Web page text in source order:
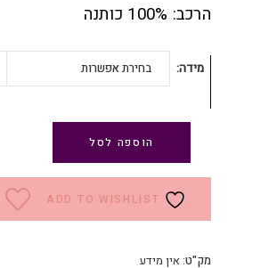
הרכב: 100% כותנה
מידה בחירת אפשרות
הוספה לסל
ADD TO WISHLIST
מק"ט: אין מידע